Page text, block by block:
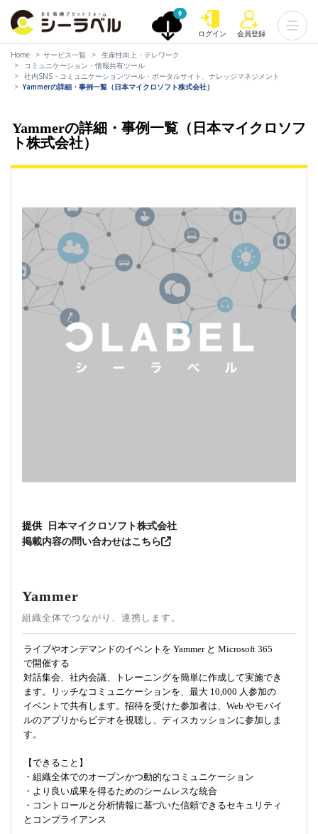
0
ログイン 会員登録
Home サービス一覧
生産性向上・テレワーク
コミュニケーション・情報共有ツール
社内SNS・コミュニケーションツール・ポータルサイト、ナレッジマネジメント
Yammerの詳細・事例一覧（日本マイクロソフト株式会社）
Yammerの詳細・事例一覧（日本マイクロソフ
ト株式会社）
提供
日本マイクロソフト株式会社
掲載内容の問い合わせはこちら
Yammer
組織全体でつながり、連携します。
ライブやオンデマンドのイベントを Yammer と Microsoft 365
で開催する
対話集会、社内会議、トレーニングを簡単に作成して実施でき
ます。リッチなコミュニケーションを、最大 10,000 人参加の
イベントで共有します。招待を受けた参加者は、Web やモバイ
ルのアプリからビデオを視聴し、ディスカッションに参加しま
す。
【できること】
・組織全体でのオープンかつ動的なコミュニケーション
・より良い成果を得るためのシームレスな統合
・コントロールと分析情報に基づいた信頼できるセキュリティ
とコンプライアンス